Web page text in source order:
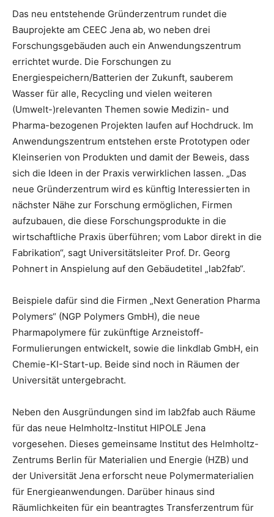
Das neu entstehende Gründerzentrum rundet die
Bauprojekte am CEEC Jena ab, wo neben drei
Forschungsgebäuden auch ein Anwendungszentrum
errichtet wurde. Die Forschungen zu
Energiespeichern/Batterien der Zukunft, sauberem
Wasser für alle, Recycling und vielen weiteren
(Umwelt-)relevanten Themen sowie Medizin- und
Pharma-bezogenen Projekten laufen auf Hochdruck. Im
Anwendungszentrum entstehen erste Prototypen oder
Kleinserien von Produkten und damit der Beweis, dass
sich die Ideen in der Praxis verwirklichen lassen. „Das
neue Gründerzentrum wird es künftig Interessierten in
nächster Nähe zur Forschung ermöglichen, Firmen
aufzubauen, die diese Forschungsprodukte in die
wirtschaftliche Praxis überführen; vom Labor direkt in die
Fabrikation“, sagt Universitätsleiter Prof. Dr. Georg
Pohnert in Anspielung auf den Gebäudetitel „lab2fab“.
Beispiele dafür sind die Firmen „Next Generation Pharma
Polymers“ (NGP Polymers GmbH), die neue
Pharmapolymere für zukünftige Arzneistoff-
Formulierungen entwickelt, sowie die linkdlab GmbH, ein
Chemie-KI-Start-up. Beide sind noch in Räumen der
Universität untergebracht.
Neben den Ausgründungen sind im lab2fab auch Räume
für das neue Helmholtz-Institut HIPOLE Jena
vorgesehen. Dieses gemeinsame Institut des Helmholtz-
Zentrums Berlin für Materialien und Energie (HZB) und
der Universität Jena erforscht neue Polymermaterialien
für Energieanwendungen. Darüber hinaus sind
Räumlichkeiten für ein beantragtes Transferzentrum für